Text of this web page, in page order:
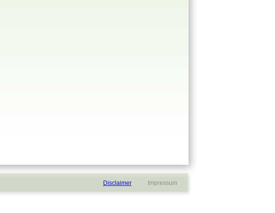
Disclaimer
           Impressum